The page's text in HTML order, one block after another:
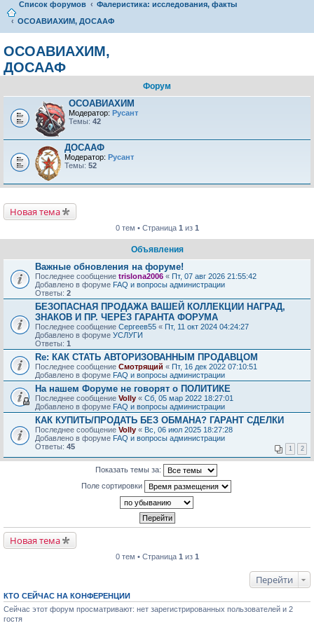
Список форумов
Фалеристика: исследования, факты
ОСОАВИАХИМ, ДОСААФ
ОСОАВИАХИМ,
ДОСААФ
Форум
ОСОАВИАХИМ
Модератор: Русант
Темы: 42
ДОСААФ
Модератор: Русант
Темы: 52
Новая тема
0 тем • Страница 1 из 1
Объявления
Важные обновления на форуме!
Последнее сообщение trislona2006 « Пт, 07 авг 2026 21:55:42
Добавлено в форуме FAQ и вопросы администрации
Ответы: 2
БЕЗОПАСНАЯ ПРОДАЖА ВАШЕЙ КОЛЛЕКЦИИ НАГРАД,
ЗНАКОВ И ПР. ЧЕРЕЗ ГАРАНТА ФОРУМА
Последнее сообщение Сергеев55 « Пт, 11 окт 2024 04:24:27
Добавлено в форуме УСЛУГИ
Ответы: 1
Re: КАК СТАТЬ АВТОРИЗОВАННЫМ ПРОДАВЦОМ
Последнее сообщение Смотрящий « Пт, 16 дек 2022 07:10:51
Добавлено в форуме FAQ и вопросы администрации
На нашем Форуме не говорят о ПОЛИТИКЕ
Последнее сообщение Volly « Сб, 05 мар 2022 18:27:01
Добавлено в форуме FAQ и вопросы администрации
КАК КУПИТЬ/ПРОДАТЬ БЕЗ ОБМАНА? ГАРАНТ СДЕЛКИ
Последнее сообщение Volly « Вс, 06 июл 2025 18:27:28
Добавлено в форуме FAQ и вопросы администрации
Ответы: 45 1 2
Показать темы за:
Поле сортировки
Новая тема
0 тем • Страница 1 из 1
Перейти
КТО СЕЙЧАС НА КОНФЕРЕНЦИИ
Сейчас этот форум просматривают: нет зарегистрированных пользователей и 2
гостя